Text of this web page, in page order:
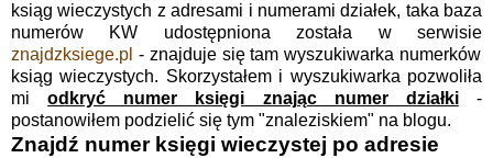
ksiąg wieczystych z adresami i numerami działek, taka baza
numerów KW udostępniona została w serwisie
znajdzksiege.pl - znajduje się tam wyszukiwarka numerków
ksiąg wieczystych. Skorzystałem i wyszukiwarka pozwoliła
miodkryć numer księgi znając numer działki-
postanowiłem podzielić się tym "znaleziskiem" na blogu.
Znajdź numer księgi wieczystej po adresie